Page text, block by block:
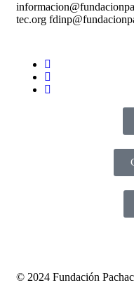
tec.org
© 2024 Fundación